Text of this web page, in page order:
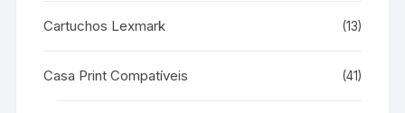
Cartuchos Lexmark (13)
Casa Print Compatíveis (41)